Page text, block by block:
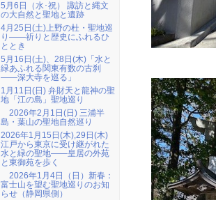
5月6日（水･祝） 諏訪と縄文
の大自然と聖地と遺跡
4月25日(土)上野の杜・聖地巡
り――祈りと歴史にふれるひ
ととき
5月16日(土)、28日(木)「水と
緑あふれる関東有数の古刹
――深大寺を巡る」
1月11日(日) 弁財天と龍神の聖
地「江の島」聖地巡り
2026年2月1日(日) 三浦半
島・葉山の聖地自然巡り
2026年1月15日(木),29日(木)
江戸から東京に受け継がれた
水と緑の聖地――皇居の外苑
と東御苑を歩く
2026年1月4日（日）新春：
富士山を望む聖地巡りのお知
らせ（静岡県側）